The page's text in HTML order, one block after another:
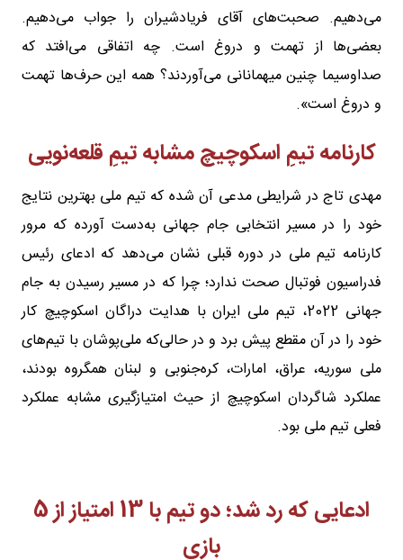
می‌دهیم. صحبت‌های آقای فریادشیران را جواب می‌دهیم.
بعضی‌ها از تهمت و دروغ است. چه اتفاقی می‌افتد که
صداوسیما چنین میهمانانی می‌آوردند؟ همه‌ این حرف‌ها تهمت
و دروغ است».
کارنامه تیمِ اسکوچیچ مشابه تیمِ قلعه‌نویی
مهدی تاج در شرایطی مدعی آن شده که تیم ملی بهترین نتایج
خود را در مسیر انتخابی جام جهانی به‌دست آورده که مرور
کارنامه تیم ملی در دوره قبلی نشان می‌دهد که ادعای رئیس
فدراسیون فوتبال صحت ندارد؛ چرا که در مسیر رسیدن به جام
جهانی 2022، تیم ملی ایران با هدایت دراگان اسکوچیچ کار
خود را در آن مقطع پیش برد و در حالی‌که ملی‌پوشان با تیم‌های
ملی سوریه، عراق، امارات، کره‌جنوبی و لبنان همگروه بودند،
عملکرد شاگردان اسکوچیچ از حیث امتیازگیری مشابه عملکرد
فعلی تیم ملی بود.
ادعایی که رد شد؛ دو تیم با 13 امتیاز از 5
بازی